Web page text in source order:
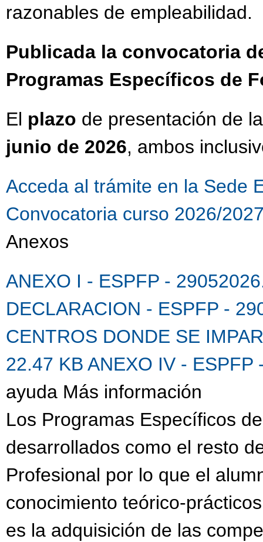
razonables de empleabilidad.
Publicada la convocatoria
Programas Específicos de
El plazo de presentación de
junio de 2026, ambos
Acceda al trámite en la Sede
Convocatoria curso 2026/
Anexos
ANEXO I - ESPFP -
DECLARACION - ESPFP -
CENTROS DONDE SE
22.47 KB ANEXO IV -
ayuda Más información
Los Programas Específicos
desarrollados como el resto
Profesional por lo que el
conocimiento teórico-
es la adquisición de las